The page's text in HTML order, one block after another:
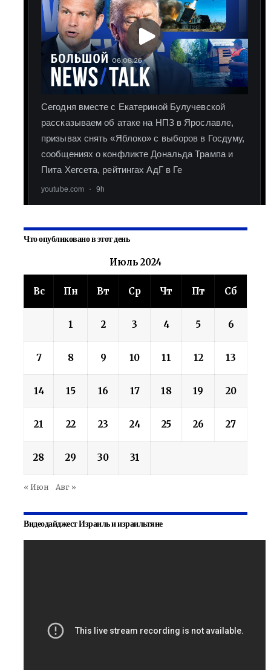
Что опубликовано в этот день
Июль 2024
Вс Пн Вт Ср Чт Пт Сб
1 2 3 4 5 6
7 8 9 10 11 12 13
14 15 16 17 18 19 20
21 22 23 24 25 26 27
28 29 30 31
« Июн Авг »
Видеодайджест Израиль и израильтяне